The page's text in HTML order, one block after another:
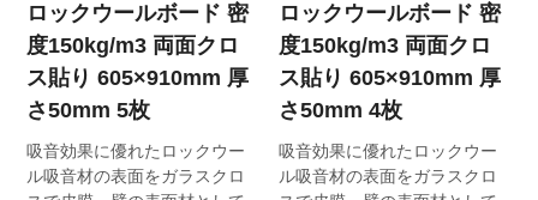
吸音効果に優れたロックウー
ル吸音材の表面をガラスクロ
ロックウールボード 密
度150kg/m3 両面クロ
ス貼り 605×910mm 厚
さ50mm 5枚
吸音効果に優れたロックウー
ル吸音材の表面をガラスクロ
ロックウールボード 密
度150kg/m3 両面クロ
ス貼り 605×910mm 厚
さ50mm 4枚